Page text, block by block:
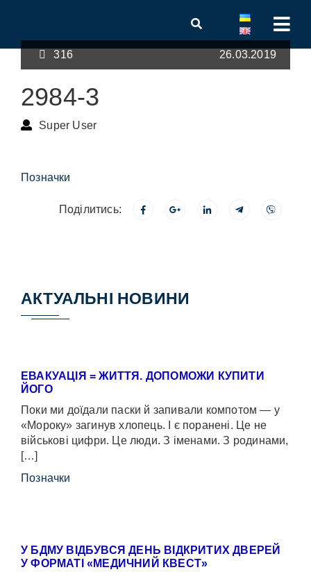
316 26.03.2019
2984-3
Super User
Позначки
Поділитись:
АКТУАЛЬНІ НОВИНИ
ЕВАКУАЦІЯ = ЖИТТЯ. ДОПОМОЖИ КУПИТИ
ЙОГО
Поки ми доїдали паски й запивали компотом — у
«Мороку» загинув хлопець. І є поранені. Це не
військові цифри. Це люди. З іменами. З родинами,
[…]
Позначки
У БДМУ ВІДБУВСЯ ДЕНЬ ВІДКРИТИХ ДВЕРЕЙ
У ФОРМАТІ «МЕДИЧНИЙ КВЕСТ»